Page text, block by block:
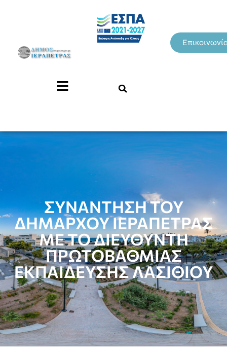
ΣΥΝΑΝΤΗΣΗ ΤΟΥ
ΔΗΜΑΡΧΟΥ ΙΕΡΑΠΕΤΡΑΣ
ΜΕ ΤΟ ΔΙΕΥΘΥΝΤΗ
ΠΡΩΤΟΒΑΘΜΙΑΣ
ΕΚΠΑΙΔΕΥΣΗΣ ΛΑΣΙΘΙΟΥ